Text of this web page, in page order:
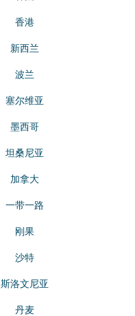
香港
新西兰
波兰
塞尔维亚
墨西哥
坦桑尼亚
加拿大
一带一路
刚果
沙特
斯洛文尼亚
丹麦